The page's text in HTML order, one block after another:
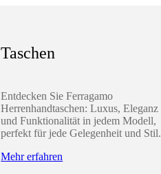
Taschen
Entdecken Sie Ferragamo
Herrenhandtaschen: Luxus, Eleganz
und Funktionalität in jedem Modell,
perfekt für jede Gelegenheit und Stil.
Mehr erfahren